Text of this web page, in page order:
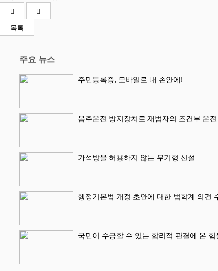
목록
주요 뉴스
주민등록증, 모바일로 내 손안에!
음주운전 방지장치로 재범자의 조건부 운
가석방을 허용하지 않는 무기형 신설
행정기본법 개정 초안에 대한 법학계 의견
국민이 수긍할 수 있는 합리적 판결에 온 힘